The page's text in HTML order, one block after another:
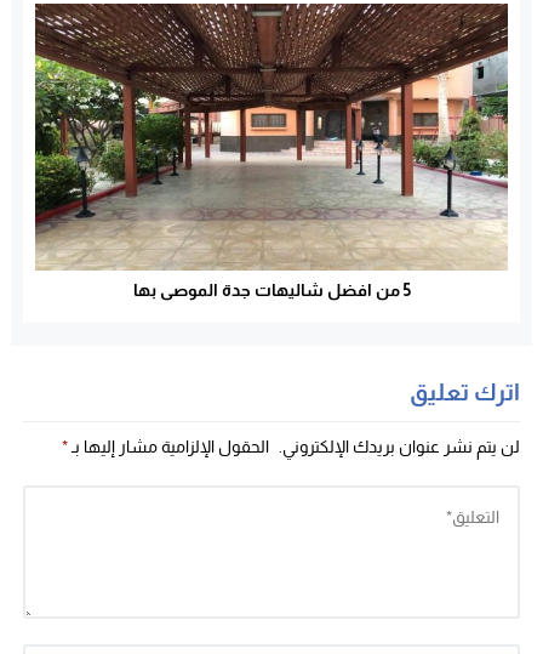
5 من افضل شاليهات جدة الموصى بها
اترك تعليق
لن يتم نشر عنوان بريدك الإلكتروني. الحقول الإلزامية مشار إليها بـ*